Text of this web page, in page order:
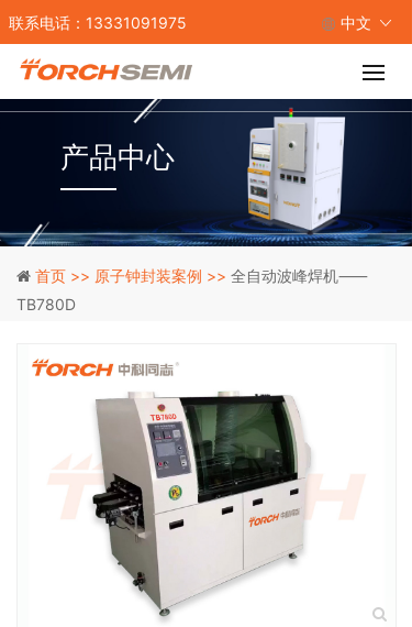
联系电话：13331091975 中文
产品中心
首页 >> 原子钟封装案例 >> 全自动波峰焊机⸺
TB780D